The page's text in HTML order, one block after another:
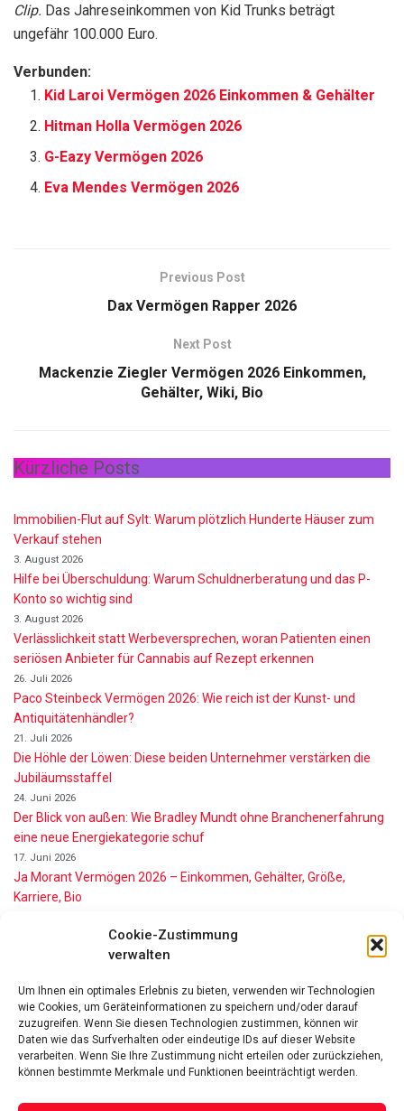
Cookie-Zustimmung
verwalten
Um Ihnen ein optimales Erlebnis zu bieten, verwenden wir Technologien
wie Cookies, um Geräteinformationen zu speichern und/oder darauf
zuzugreifen. Wenn Sie diesen Technologien zustimmen, können wir
Daten wie das Surfverhalten oder eindeutige IDs auf dieser Website
verarbeiten. Wenn Sie Ihre Zustimmung nicht erteilen oder zurückziehen,
können bestimmte Merkmale und Funktionen beeinträchtigt werden.
Clip. Das Jahreseinkommen von Kid Trunks beträgt
ungefähr 100.000 Euro.
Verbunden:
Kid Laroi Vermögen 2026 Einkommen & Gehälter
Hitman Holla Vermögen 2026
G-Eazy Vermögen 2026
Eva Mendes Vermögen 2026
Previous Post
Dax Vermögen Rapper 2026
Next Post
Mackenzie Ziegler Vermögen 2026 Einkommen,
Gehälter, Wiki, Bio
Kürzliche Posts
Immobilien-Flut auf Sylt: Warum plötzlich Hunderte Häuser zum
Verkauf stehen
3. August 2026
Hilfe bei Überschuldung: Warum Schuldnerberatung und das P-
Konto so wichtig sind
3. August 2026
Verlässlichkeit statt Werbeversprechen, woran Patienten einen
seriösen Anbieter für Cannabis auf Rezept erkennen
26. Juli 2026
Paco Steinbeck Vermögen 2026: Wie reich ist der Kunst- und
Antiquitätenhändler?
21. Juli 2026
Die Höhle der Löwen: Diese beiden Unternehmer verstärken die
Jubiläumsstaffel
24. Juni 2026
Der Blick von außen: Wie Bradley Mundt ohne Branchenerfahrung
eine neue Energiekategorie schuf
17. Juni 2026
Ja Morant Vermögen 2026 – Einkommen, Gehälter, Größe,
Karriere, Bio
Alice Walton Vermögen 2026: So reich ist die Walmart-Erbin
wirklich
11. Juni 2026
Nino de Angelo Vermögen 2026 Wie Reich Ist Er?
9. Juni 2026